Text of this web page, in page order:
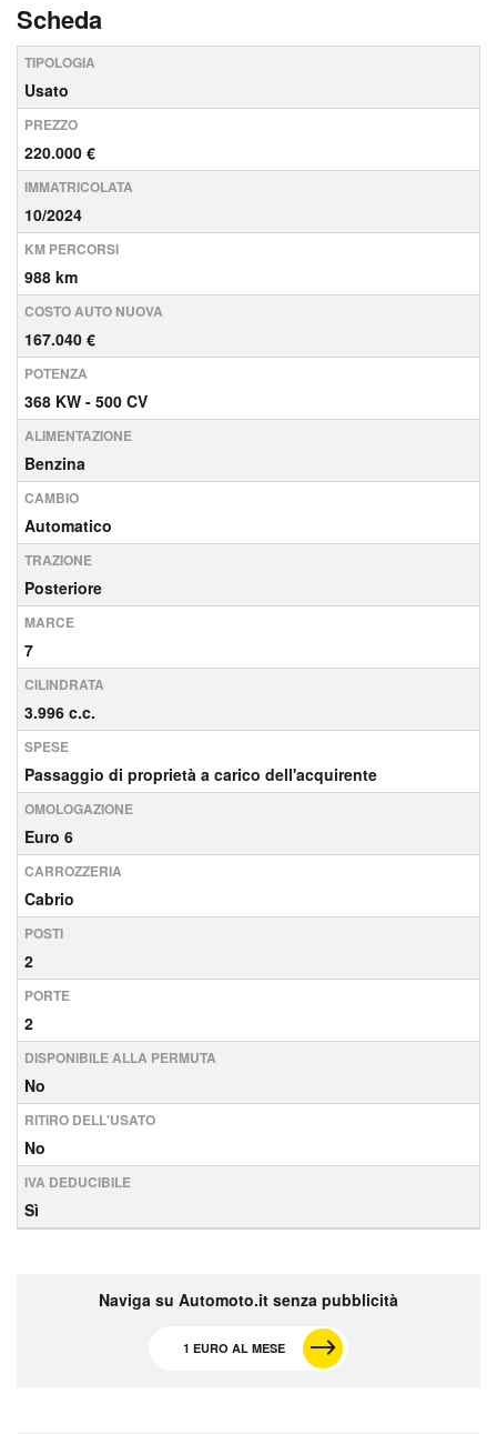
automatica dei fari, Bielle in titanio fo...
Scheda
TIPOLOGIA
Usato
PREZZO
220.000 €
IMMATRICOLATA
10/2024
KM PERCORSI
988 km
COSTO AUTO NUOVA
167.040 €
POTENZA
368 KW - 500 CV
ALIMENTAZIONE
Benzina
CAMBIO
Automatico
TRAZIONE
Posteriore
MARCE
7
CILINDRATA
3.996 c.c.
SPESE
Passaggio di proprietà a carico dell'acquirente
OMOLOGAZIONE
Euro 6
CARROZZERIA
Cabrio
POSTI
2
PORTE
2
DISPONIBILE ALLA PERMUTA
No
RITIRO DELL'USATO
No
IVA DEDUCIBILE
Sì
Naviga su Automoto.it senza pubblicità
1 EURO AL MESE